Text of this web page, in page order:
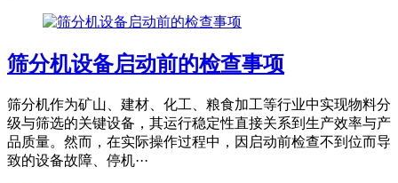
筛分机设备启动前的检查事项
筛分机作为矿山、建材、化工、粮食加工等行业中实现物料分
级与筛选的关键设备，其运行稳定性直接关系到生产效率与产
品质量。然而，在实际操作过程中，因启动前检查不到位而导
致的设备故障、停机···